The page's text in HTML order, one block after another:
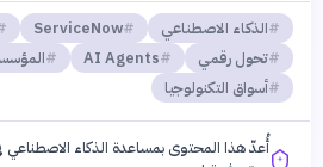
الذكاء الاصطناعي ServiceNow
تحول رقمي
AI Agents
أسواق التكنولوجيا
أُعدّ هذا المحتوى بمساعدة الذكاء